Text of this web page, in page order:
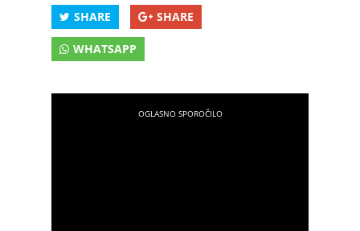
SHARE SHARE
WHATSAPP